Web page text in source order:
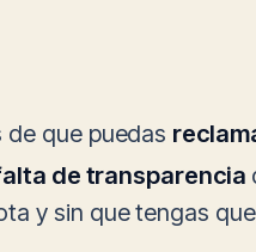
que puedas
de transparencia
y sin que tengas que